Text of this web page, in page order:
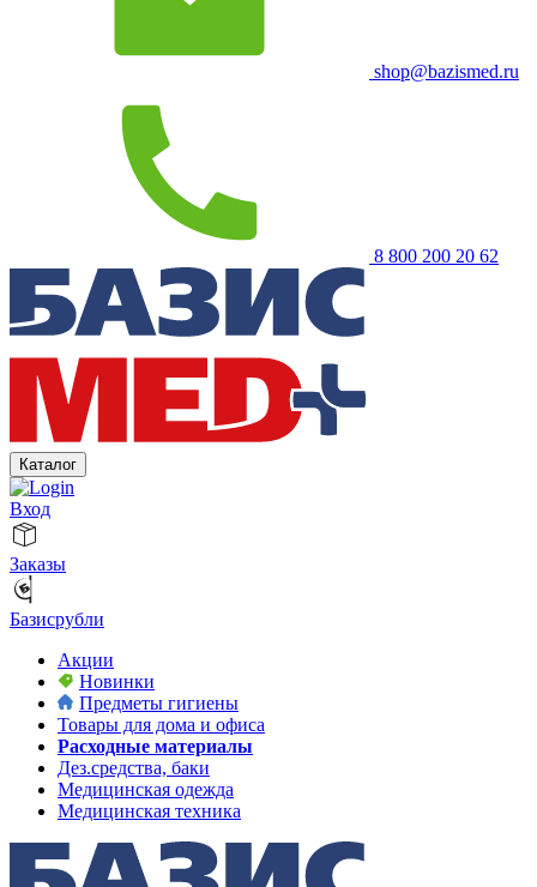
shop@bazismed.ru
8 800 200 20 62
Каталог
Вход
Заказы
Базисрубли
Акции
Новинки
Предметы гигиены
Товары для дома и офиса
Расходные материалы
Дез.средства, баки
Медицинская одежда
Медицинская техника